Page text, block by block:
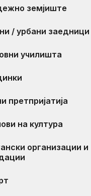
земјиште
/ урбани заедници
училишта
претпријатија
на култура
организации и